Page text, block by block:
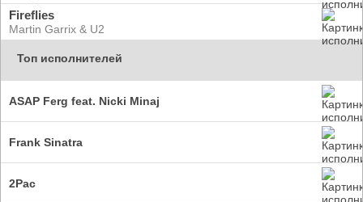
Fireflies
Martin Garrix & U2
Топ исполнителей
ASAP Ferg feat. Nicki Minaj
Frank Sinatra
2Pac